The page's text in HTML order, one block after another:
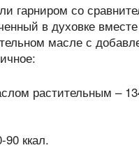
гарниром со
в духовке
масле с
растительным –
90 ккал.